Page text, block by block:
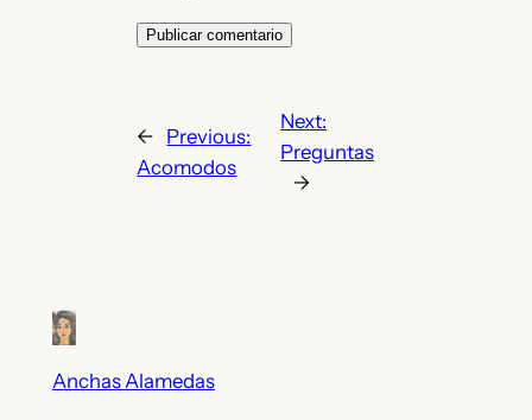
← Previous:
Acomodos
Next:
Preguntas
→
Anchas Alamedas